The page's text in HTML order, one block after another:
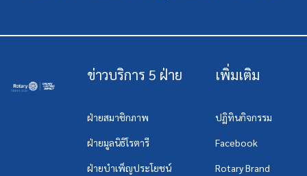
ข่าวบริการ 5 ฝ่าย
ฝ่ายสมาชิกภาพ
ฝ่ายมูลนิธิโรตารี
ฝ่ายบำเพ็ญประโยชน์
เพิ่มเติม
ปฏิทินกิจกรรม
Facebook
Rotary Brand